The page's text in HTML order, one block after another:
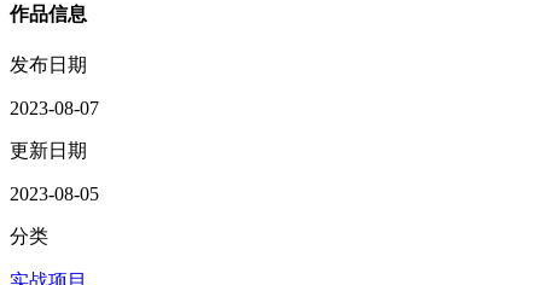
作品信息
发布日期
2023-08-07
更新日期
2023-08-05
分类
实战项目